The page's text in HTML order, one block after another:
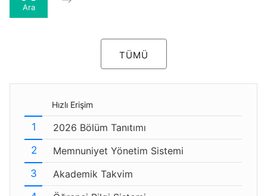
Ara
TÜMÜ
Hızlı Erişim
2026 Bölüm Tanıtımı
Memnuniyet Yönetim Sistemi
Akademik Takvim